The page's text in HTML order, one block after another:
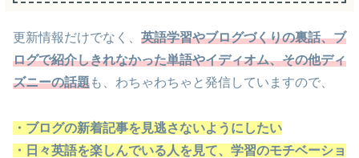
更新情報だけでなく、 英語学習やブログづくりの裏話、ブ
ログで紹介しきれなかった単語やイディオム、その他ディ
ズニーの話題も、わちゃわちゃと発信していますので、
・ブログの新着記事を見逃さないようにしたい
・日々英語を楽しんでいる人を見て、学習のモチベーショ